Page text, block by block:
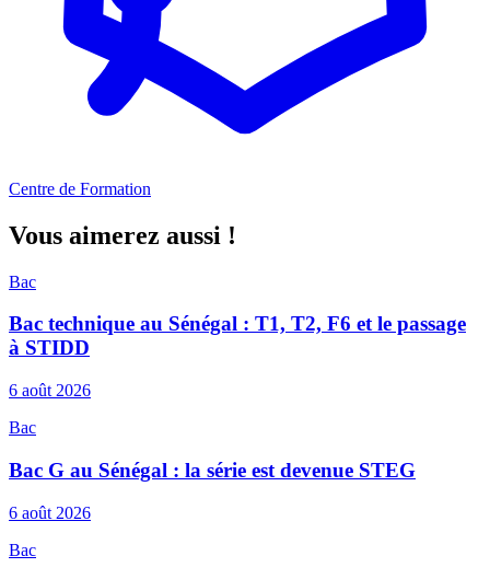
Centre de Formation
Vous aimerez aussi !
Bac
Bac technique au Sénégal : T1, T2, F6 et le passage
à STIDD
6 août 2026
Bac
Bac G au Sénégal : la série est devenue STEG
6 août 2026
Bac